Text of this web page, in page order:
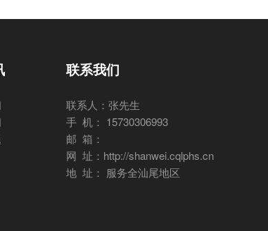
联系我们
联系人：张先生
手 机： 15730306993
邮 箱：
网 址：http://shanwei.cqlphs.cn
地 址： 服务全汕尾地区